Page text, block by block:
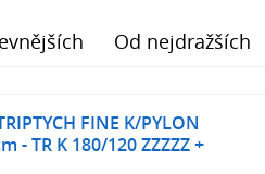
Od nejdražších
FINE K/PYLON
- TR K 180/120 ZZZZZ +